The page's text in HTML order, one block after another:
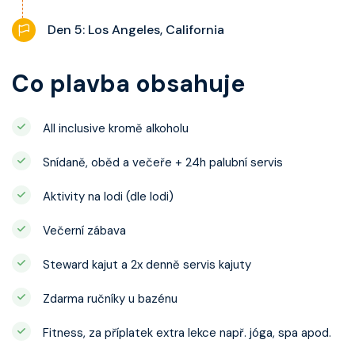
Den 5: Los Angeles, California
Co plavba obsahuje
All inclusive kromě alkoholu
Snídaně, oběd a večeře + 24h palubní servis
Aktivity na lodi (dle lodi)
Večerní zábava
Steward kajut a 2x denně servis kajuty
Zdarma ručníky u bazénu
Fitness, za příplatek extra lekce např. jóga, spa apod.